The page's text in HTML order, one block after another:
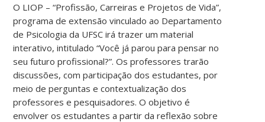
O LIOP – “Profissão, Carreiras e Projetos de Vida”,
programa de extensão vinculado ao Departamento
de Psicologia da UFSC irá trazer um material
interativo, intitulado “Você já parou para pensar no
seu futuro profissional?”. Os professores trarão
discussões, com participação dos estudantes, por
meio de perguntas e contextualização dos
professores e pesquisadores. O objetivo é
envolver os estudantes a partir da reflexão sobre